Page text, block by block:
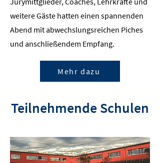
weitere Gäste hatten einen spannenden
Abend mit abwechslungsreichen Piches
und anschließendem Empfang.
Mehr dazu
Teilnehmende Schulen